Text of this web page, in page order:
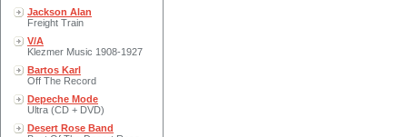
Jackson Alan
Freight Train
V/A
Klezmer Music 1908-1927
Bartos Karl
Off The Record
Depeche Mode
Ultra (CD + DVD)
Desert Rose Band